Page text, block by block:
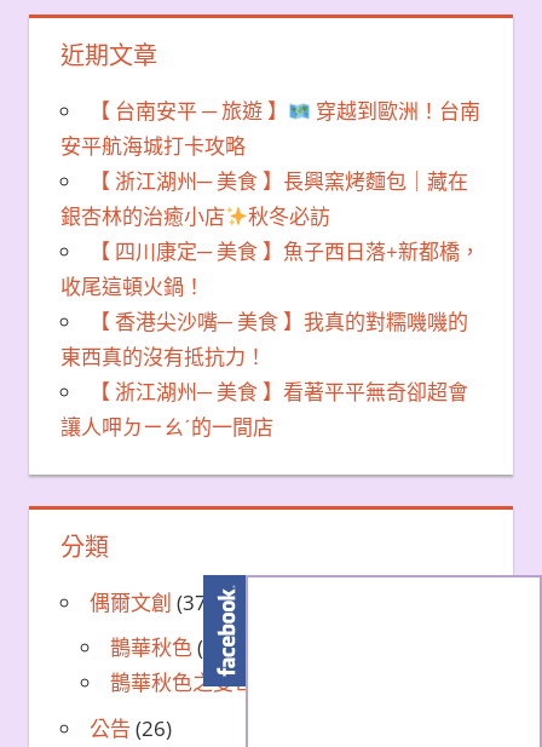
近期文章
【 台南安平 ─ 旅遊 】
穿越到歐洲！台南
安平航海城打卡攻略
【 浙江湖州─ 美食 】長興窯烤麵包｜藏在
銀杏林的治癒小店
秋冬必訪
【 四川康定─ 美食 】魚子西日落+新都橋，
收尾這頓火鍋！
【 香港尖沙嘴─ 美食 】我真的對糯嘰嘰的
東西真的沒有抵抗力！
【 浙江湖州─ 美食 】看著平平無奇卻超會
讓人呷ㄉㄧㄠˊ的一間店
分類
偶爾文創 (37)
鵲華秋色(35)
鵲華秋色之雙世情緣
公告 (26)